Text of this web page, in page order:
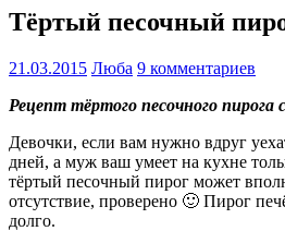
Тёртый песочный
21.03.2015 Люба 9 комментариев
Рецепт тёртого песочного пирога
Девочки, если вам нужно вдруг
дней, а муж ваш умеет на кухне
тёртый песочный пирог может
отсутствие, проверено 🙂 Пирог
долго.